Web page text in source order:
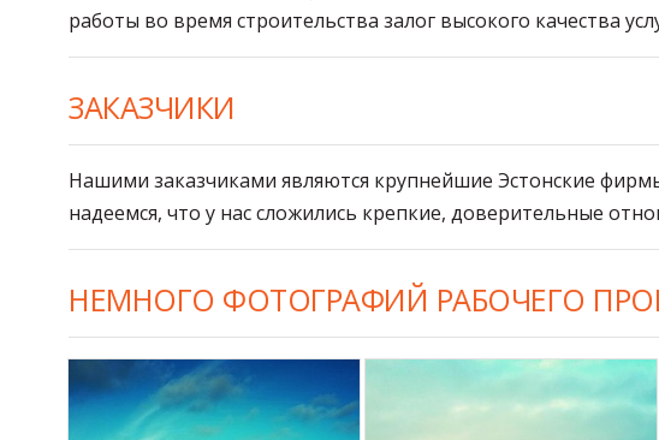
работы во время строительства залог высокого качества
ЗАКАЗЧИКИ
Нашими заказчиками являются крупнейшие Эстонские
надеемся, что у нас сложились крепкие, доверительные
НЕМНОГО ФОТОГРАФИЙ РАБОЧЕГО